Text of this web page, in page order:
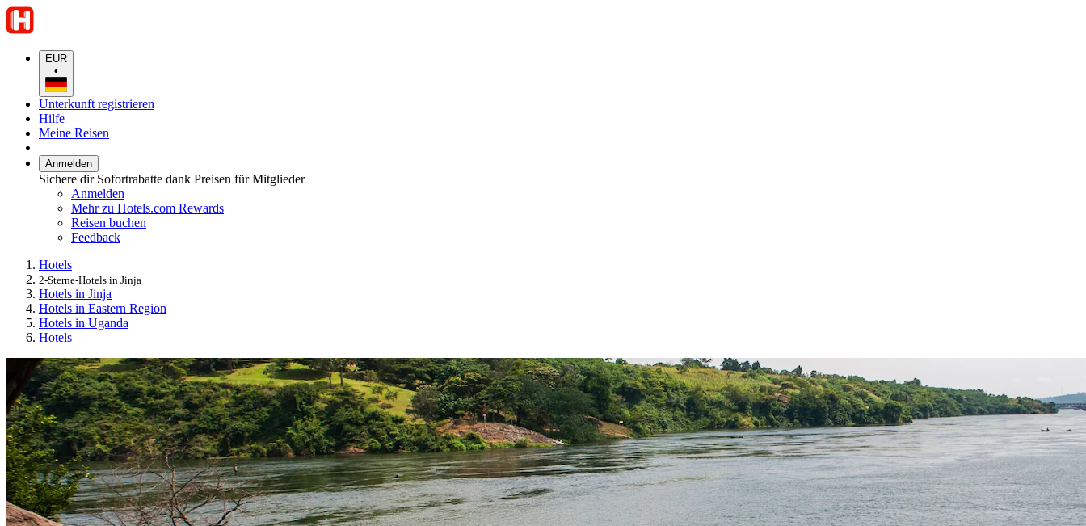
EUR
•
Unterkunft registrieren
Hilfe
Meine Reisen
Anmelden
Sichere dir Sofortrabatte dank Preisen für Mitglieder
Anmelden
Mehr zu Hotels.com Rewards
Reisen buchen
Feedback
Hotels
2-Sterne-Hotels in Jinja
Hotels in Jinja
Hotels in Eastern Region
Hotels in Uganda
Hotels